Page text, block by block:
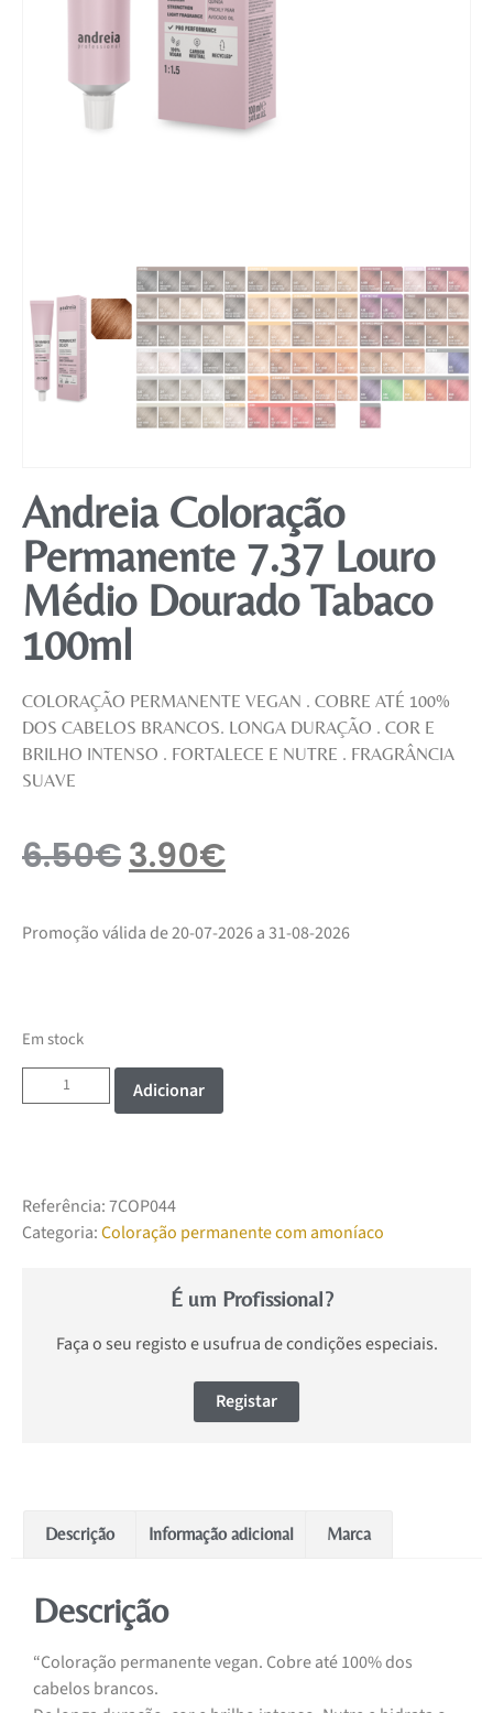
Andreia Coloração
Permanente 7.37 Louro
Médio Dourado Tabaco
100ml
COLORAÇÃO PERMANENTE VEGAN . COBRE ATÉ 100%
DOS CABELOS BRANCOS. LONGA DURAÇÃO . COR E
BRILHO INTENSO . FORTALECE E NUTRE . FRAGRÂNCIA
SUAVE
6.50€3.90€
Promoção válida de 20-07-2026 a 31-08-2026
Em stock
Adicionar
Referência:7COP044
Categoria:Coloração permanente com amoníaco
É um Profissional?
Faça o seu registo e usufrua de condições especiais.
Registar
Descrição Informação adicional Marca
Descrição
“Coloração permanente vegan. Cobre até 100% dos
cabelos brancos.